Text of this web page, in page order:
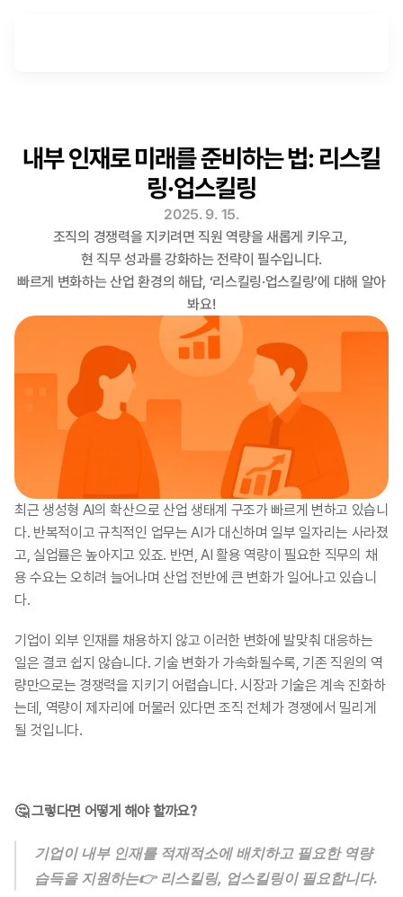
내부 인재로 미래를 준비하는 법: 리스킬
링·업스킬링
2025. 9. 15.
조직의 경쟁력을 지키려면 직원 역량을 새롭게 키우고,
현 직무 성과를 강화하는 전략이 필수입니다.
빠르게 변화하는 산업 환경의 해답, ‘리스킬링·업스킬링’에 대해 알아
최근 생성형 AI의 확산으로 산업 생태계 구조가 빠르게 변하고 있습니
다. 반복적이고 규칙적인 업무는 AI가 대신하며 일부 일자리는 사라졌
고, 실업률은 높아지고 있죠. 반면, AI 활용 역량이 필요한 직무의 채
용 수요는 오히려 늘어나며 산업 전반에 큰 변화가 일어나고 있습니
다. ​​
기업이 외부 인재를 채용하지 않고 이러한 변화에 발맞춰 대응하는
일은 결코 쉽지 않습니다. 기술 변화가 가속화될수록, 기존 직원의 역
량만으로는 경쟁력을 지키기 어렵습니다. 시장과 기술은 계속 진화하
는데, 역량이 제자리에 머물러 있다면 조직 전체가 경쟁에서 밀리게
될 것입니다. ​​​
🤔 그렇다면 어떻게 해야 할까요?
기업이 내부 인재를 적재적소에 배치하고 필요한 역량
습득을 지원하는👉 리스킬링, 업스킬링이 필요합니다.